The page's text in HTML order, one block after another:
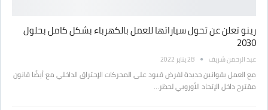
رينو تعلن عن تحول سياراتها للعمل بالكهرباء بشكل كامل بحلول
2030
عبد الرحمن شريف 28 يناير 2022
مع العمل بقوانين جديدة لفرض قيود على المحركات الإحتراق الداخلي مع أيضًا قانون
مقترح داخل الإتحاد الأوروبي لحظر…